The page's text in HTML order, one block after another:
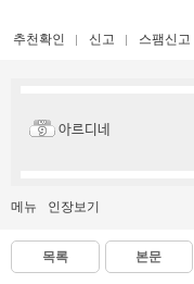
추천확인 신고 스팸신고
아르디네
메뉴 인장보기
목록 본문